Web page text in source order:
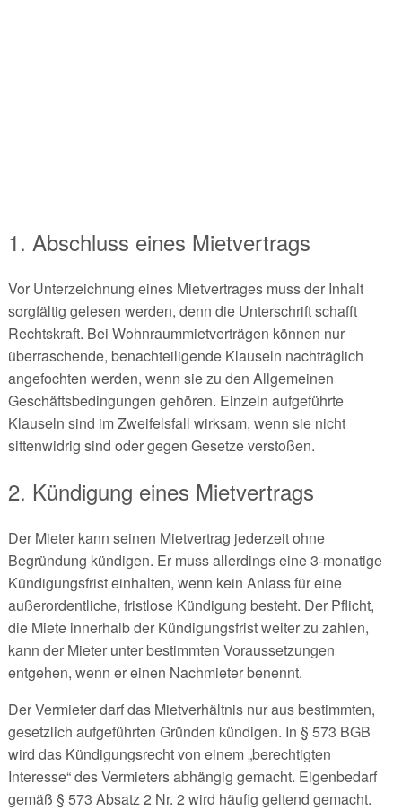
1. Abschluss eines Mietvertrags
Vor Unterzeichnung eines Mietvertrages muss der Inhalt
sorgfältig gelesen werden, denn die Unterschrift schafft
Rechtskraft. Bei Wohnraummietverträgen können nur
überraschende, benachteiligende Klauseln nachträglich
angefochten werden, wenn sie zu den Allgemeinen
Geschäftsbedingungen gehören. Einzeln aufgeführte
Klauseln sind im Zweifelsfall wirksam, wenn sie nicht
sittenwidrig sind oder gegen Gesetze verstoßen.
2. Kündigung eines Mietvertrags
Der Mieter kann seinen Mietvertrag jederzeit ohne
Begründung kündigen. Er muss allerdings eine 3-monatige
Kündigungsfrist einhalten, wenn kein Anlass für eine
außerordentliche, fristlose Kündigung besteht. Der Pflicht,
die Miete innerhalb der Kündigungsfrist weiter zu zahlen,
kann der Mieter unter bestimmten Voraussetzungen
entgehen, wenn er einen Nachmieter benennt.
Der Vermieter darf das Mietverhältnis nur aus bestimmten,
gesetzlich aufgeführten Gründen kündigen. In § 573 BGB
wird das Kündigungsrecht von einem „berechtigten
Interesse“ des Vermieters abhängig gemacht. Eigenbedarf
gemäß § 573 Absatz 2 Nr. 2 wird häufig geltend gemacht.